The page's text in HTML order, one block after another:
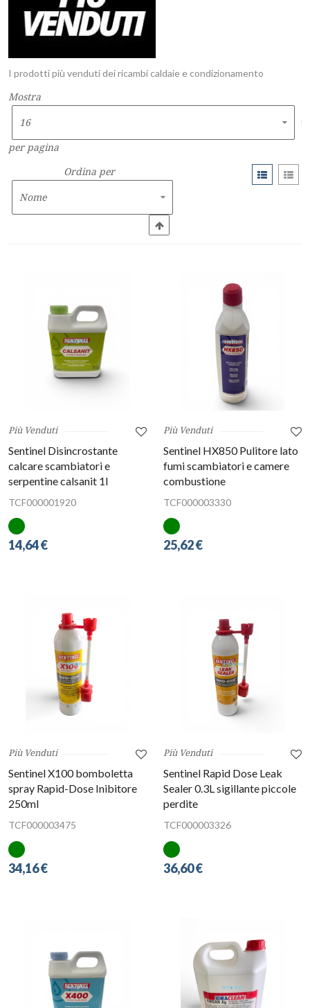
I prodotti più venduti dei ricambi caldaie e condizionamento
Mostra
per pagina
Ordina per
Più Venduti
Sentinel Disincrostante
calcare scambiatori e
serpentine calsanit 1l
TCF000001920
14,64 €
Più Venduti
Sentinel HX850 Pulitore lato
fumi scambiatori e camere
combustione
TCF000003330
25,62 €
Più Venduti
Sentinel X100 bomboletta
spray Rapid-Dose Inibitore
250ml
TCF000003475
34,16 €
Più Venduti
Sentinel Rapid Dose Leak
Sealer 0.3L sigillante piccole
perdite
TCF000003326
36,60 €